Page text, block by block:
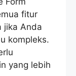
fitur
jika Anda
kompleks.
yang lebih